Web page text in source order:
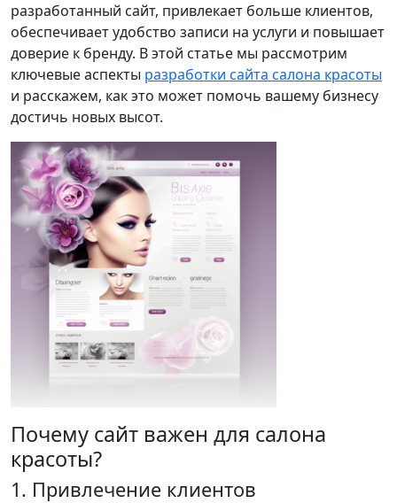
разработанный сайт, привлекает больше клиентов,
обеспечивает удобство записи на услуги и повышает
доверие к бренду. В этой статье мы рассмотрим
ключевые аспекты разработки сайта салона красоты
и расскажем, как это может помочь вашему бизнесу
достичь новых высот.
Почему сайт важен для салона
красоты?
1. Привлечение клиентов